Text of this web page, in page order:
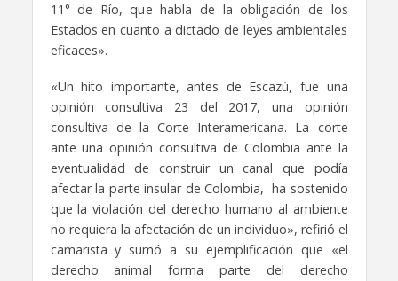
11° de Río, que habla de la obligación de los
Estados en cuanto a dictado de leyes ambientales
eficaces».
«Un hito importante, antes de Escazú, fue una
opinión consultiva 23 del 2017, una opinión
consultiva de la Corte Interamericana. La corte
ante una opinión consultiva de Colombia ante la
eventualidad de construir un canal que podía
afectar la parte insular de Colombia, ha sostenido
que la violación del derecho humano al ambiente
no requiera la afectación de un individuo», refirió el
camarista y sumó a su ejemplificación que «el
derecho animal forma parte del derecho